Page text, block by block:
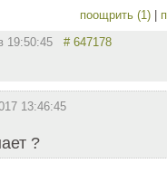
поощрить (1)
19:50:45 # 647178
13:46:45
?